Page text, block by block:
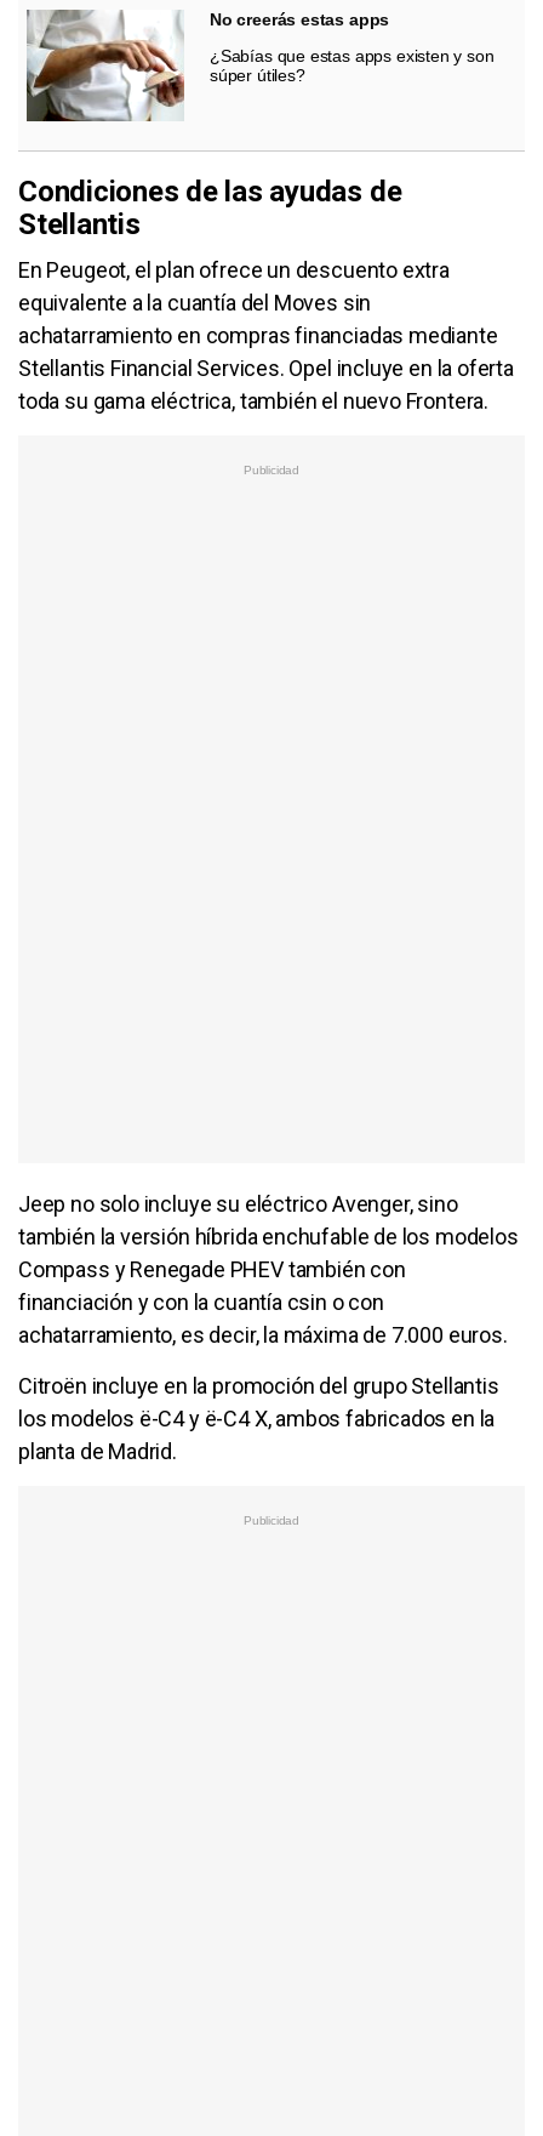
No creerás estas apps
¿Sabías que estas apps existen y son
súper útiles?
Condiciones de las ayudas de
Stellantis
En Peugeot, el plan ofrece un descuento extra
equivalente a la cuantía del Moves sin
achatarramiento en compras financiadas mediante
Stellantis Financial Services. Opel incluye en la oferta
toda su gama eléctrica, también el nuevo Frontera.
Jeep no solo incluye su eléctrico Avenger, sino
también la versión híbrida enchufable de los modelos
Compass y Renegade PHEV también con
financiación y con la cuantía csin o con
achatarramiento, es decir, la máxima de 7.000 euros.
Citroën incluye en la promoción del grupo Stellantis
los modelos ë-C4 y ë-C4 X, ambos fabricados en la
planta de Madrid.